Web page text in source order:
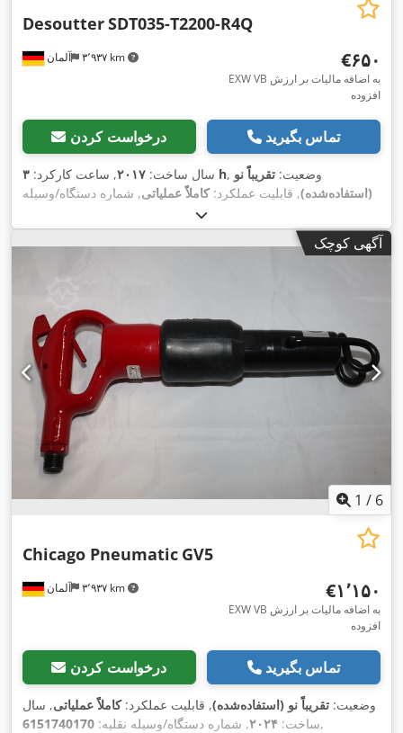
آلمان ۳٬۹۳۷ km
DesoutterSDT035-T2200-R4Q
‎€۶۵۰
EXW VB به اضافه مالیات بر ارزش
افزوده
درخواست کردن تماس بگیرید
سال ساخت: ۲۰۱۷, ساعت کارکرد: ۳ h , وضعیت: تقریباً نو
(استفاده‌شده), قابلیت عملکرد:کاملاً عملیاتی, شماره دستگاه/وسیله
آگهی کوچک
1 / 6
آلمان ۳٬۹۳۷ km
Chicago Pneumatic GV5
‎€۱٬۱۵۰
EXW VB به اضافه مالیات بر ارزش
افزوده
درخواست کردن تماس بگیرید
وضعیت: تقریباً نو (استفاده‌شده), قابلیت عملکرد:کاملاً عملیاتی, سال
ساخت: ۲۰۲۴, شماره دستگاه/وسیله نقلیه: 6151740170 ,